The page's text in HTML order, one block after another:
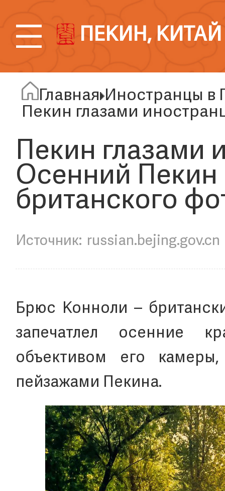
ПЕКИН, КИТАЙ
Главная Иностранцы в
Пекин глазами
Пекин глазами
Осенний Пекин
британского
russian.bejing.gov.cn
Брюс Конноли –
запечатлел осенние
объективом его
пейзажами Пекина.